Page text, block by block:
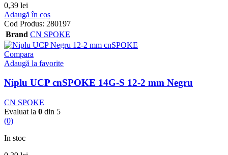
0,39 lei
Adaugă în coș
Cod Produs: 280197
Brand CN SPOKE
Compara
Adaugă la favorite
Niplu UCP cnSPOKE 14G-S 12-2 mm Negru
CN SPOKE
Evaluat la 0 din 5
(0)
In stoc